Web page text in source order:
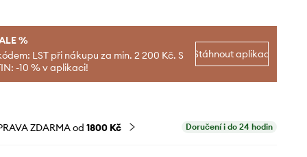
%
LST při nákupu za min. 2 200 Kč. S
-10 % v aplikaci!
Stáhnout aplikaci
ZDARMA od 1800 Kč Doručení i do 24 hodin